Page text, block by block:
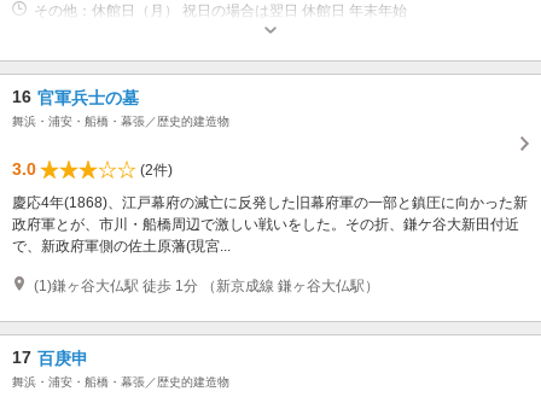
その他：休館日（月） 祝日の場合は翌日 休館日 年末年始
16 官軍兵士の墓
舞浜・浦安・船橋・幕張／歴史的建造物
3.0
(2件)
慶応4年(1868)、江戸幕府の滅亡に反発した旧幕府軍の一部と鎮圧に向かった新
政府軍とが、市川・船橋周辺で激しい戦いをした。その折、鎌ケ谷大新田付近
で、新政府軍側の佐土原藩(現宮...
(1)鎌ヶ谷大仏駅 徒歩 1分 （新京成線 鎌ヶ谷大仏駅）
17 百庚申
舞浜・浦安・船橋・幕張／歴史的建造物